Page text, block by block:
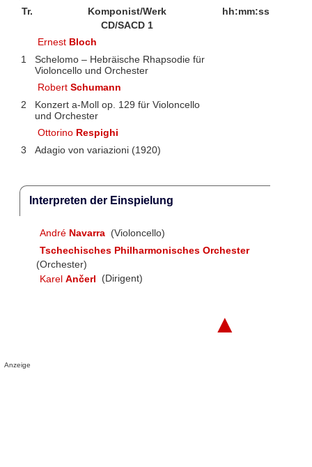
Tr. Komponist/Werk
hh:mm:ss
CD/SACD 1
Ernest Bloch
1
Schelomo – Hebräische Rhapsodie für
Violoncello und Orchester
RobertSchumann
2
Konzert a-Moll op. 129 für Violoncello
und Orchester
Ottorino Respighi
3
Adagio von variazioni (1920)
Interpreten der Einspielung
André Navarra (Violoncello)
Tschechisches Philharmonisches Orchester
(Orchester)
Karel Ančerl (Dirigent)
▲
Anzeige